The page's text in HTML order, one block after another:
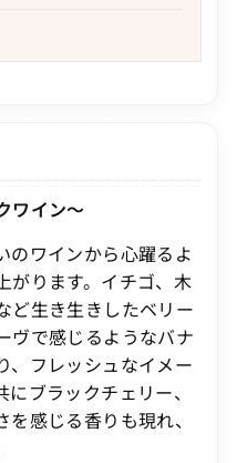
ワイン～
のワインから心躍るよ
がります。イチゴ、木
ど生き生きしたベリー
ヴで感じるようなバナ
、フレッシュなイメー
ブラックチェリー、
感じる香りも現れ、